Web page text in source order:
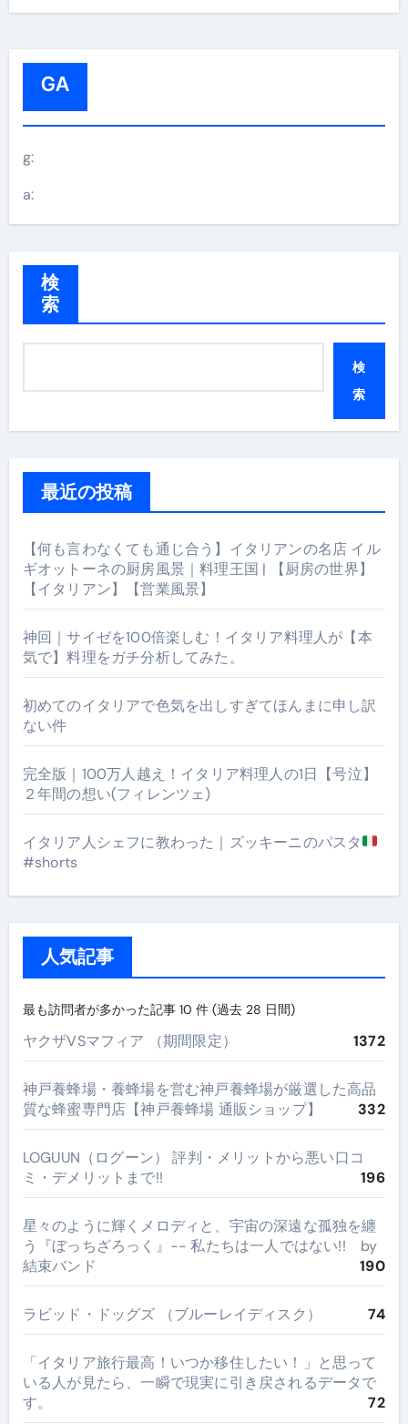
GA
g:
a:
検
索
検
索
最近の投稿
【何も言わなくても通じ合う】イタリアンの名店 イル
ギオットーネの厨房風景｜料理王国 | 【厨房の世界】
【イタリアン】【営業風景】
神回｜サイゼを100倍楽しむ！イタリア料理人が【本
気で】料理をガチ分析してみた。
初めてのイタリアで色気を出しすぎてほんまに申し訳
ない件
完全版｜100万人越え！イタリア料理人の1日【号泣】
２年間の想い(フィレンツェ)
イタリア人シェフに教わった｜ズッキーニのパスタ
#shorts
人気記事
最も訪問者が多かった記事 10 件 (過去 28 日間)
ヤクザVSマフィア （期間限定） 1372
神戸養蜂場・養蜂場を営む神戸養蜂場が厳選した高品
質な蜂蜜専門店【神戸養蜂場 通販ショップ】
332
LOGUUN（ログーン） 評判・メリットから悪い口コ
ミ・デメリットまで!!
196
星々のように輝くメロディと、宇宙の深遠な孤独を纏
う『ぼっちざろっく』-- 私たちは一人ではない!! by
結束バンド
190
ラビッド・ドッグズ （ブルーレイディスク） 74
​「イタリア旅行最高！いつか移住したい！」と思って
いる人が見たら、一瞬で現実に引き戻されるデータで
す。
72